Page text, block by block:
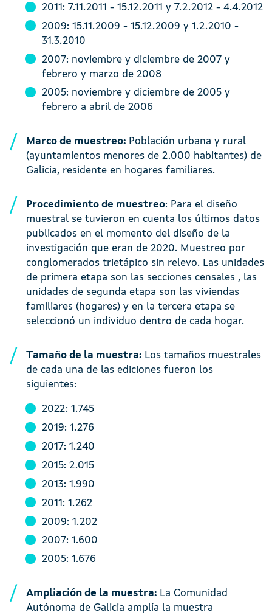
2011: 7.11.2011 - 15.12.2011 y 7.2.2012 - 4.4.2012
2009: 15.11.2009 - 15.12.2009 y 1.2.2010 -
31.3.2010
2007: noviembre y diciembre de 2007 y
febrero y marzo de 2008
2005: noviembre y diciembre de 2005 y
febrero a abril de 2006
Marco de muestreo: Población urbana y rural
(ayuntamientos menores de 2.000 habitantes) de
Galicia, residente en hogares familiares.
Procedimiento de muestreo: Para el diseño
muestral se tuvieron en cuenta los últimos datos
publicados en el momento del diseño de la
investigación que eran de 2020. Muestreo por
conglomerados trietápico sin relevo. Las unidades
de primera etapa son las secciones censales , las
unidades de segunda etapa son las viviendas
familiares (hogares) y en la tercera etapa se
seleccionó un individuo dentro de cada hogar.
Tamaño de la muestra: Los tamaños muestrales
de cada una de las ediciones fueron los
siguientes:
2022: 1.745
2019: 1.276
2017: 1.240
2015: 2.015
2013: 1.990
2011: 1.262
2009: 1.202
2007: 1.600
2005: 1.676
Ampliación de la muestra: La Comunidad
Autónoma de Galicia amplía la muestra